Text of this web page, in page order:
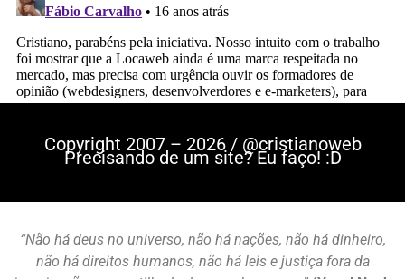
Copyright 2007 – 2026 / @cristianoweb
Precisando de um site? Eu faço! :D
“Não há deus no universo, não há nações, não há dinheiro,
não há direitos humanos, não há leis e justiça fora da